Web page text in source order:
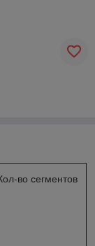
во сегментов